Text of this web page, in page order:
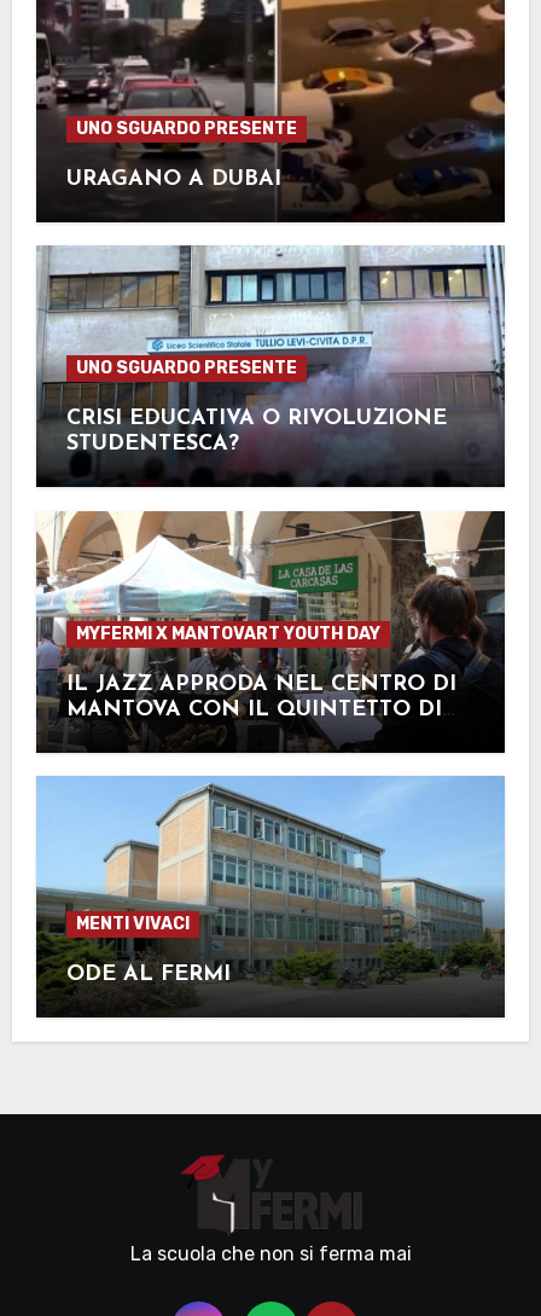
UNO SGUARDO PRESENTE
URAGANO A DUBAI
UNO SGUARDO PRESENTE
CRISI EDUCATIVA O RIVOLUZIONE
STUDENTESCA?
MYFERMI X MANTOVART YOUTH DAY
IL JAZZ APPRODA NEL CENTRO DI
MANTOVA CON IL QUINTETTO DI
SAXOFONI DELL’ESTE
MENTI VIVACI
ODE AL FERMI
La scuola che non si ferma mai